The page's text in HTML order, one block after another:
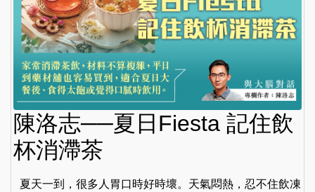
陳洛志──夏日Fiesta 記住飲
杯消滯茶
夏天一到，很多人胃口時好時壞。天氣悶熱，忍不住飲凍